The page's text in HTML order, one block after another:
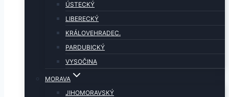
ÚSTECKÝ
LIBERECKÝ
KRÁLOVEHRADEC.
PARDUBICKÝ
VYSOČINA
MORAVA
JIHOMORAVSKÝ